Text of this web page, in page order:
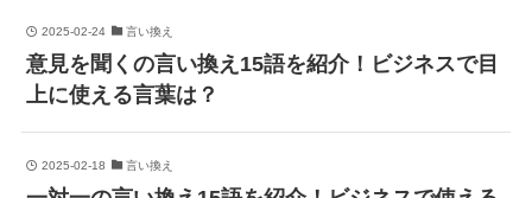
2025-02-24 言い換え
意見を聞くの言い換え15語を紹介！ビジネスで目
上に使える言葉は？
2025-02-18 言い換え